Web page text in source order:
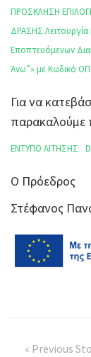
ΠΡΟΣΚΛΗΣΗ
ΔΡΑΣΗΣ
Εποπτευόμενων
Άνω”» με Κωδικό
Για να
παρακαλούμε
ΕΝΤΥΠΟ ΑΙΤΗΣΗΣ
Ο Πρόεδρος
Στέφανος
« Previous